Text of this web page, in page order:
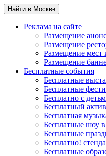
Найти в Москве
Реклама на сайте
Размещение
Размещение
Размещение мест
Размещение
Бесплатные события
Бесплатные
Бесплатные
Бесплатно с
Бесплатный
Бесплатная
Бесплатные шоу
Бесплатные
Бесплатно!
Бесплатные